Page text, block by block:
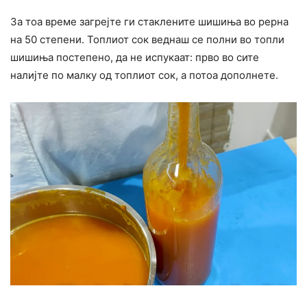
За тоа време загрејте ги стаклените шишиња во рерна
на 50 степени. Топлиот сок веднаш се полни во топли
шишиња постепено, да не испукаат: прво во сите
налијте по малку од топлиот сок, а потоа дополнете.